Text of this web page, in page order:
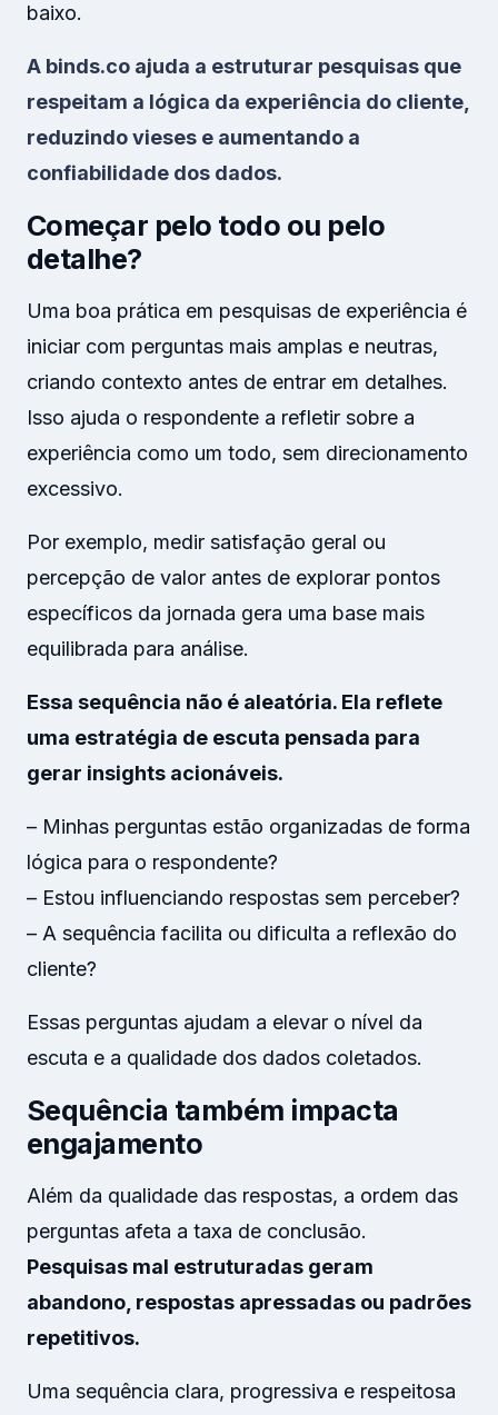
baixo.
A binds.co ajuda a estruturar pesquisas que
respeitam a lógica da experiência do cliente,
reduzindo vieses e aumentando a
confiabilidade dos dados.
Começar pelo todo ou pelo
detalhe?
Uma boa prática em pesquisas de experiência é
iniciar com perguntas mais amplas e neutras,
criando contexto antes de entrar em detalhes.
Isso ajuda o respondente a refletir sobre a
experiência como um todo, sem direcionamento
excessivo.
Por exemplo, medir satisfação geral ou
percepção de valor antes de explorar pontos
específicos da jornada gera uma base mais
equilibrada para análise.
Essa sequência não é aleatória. Ela reflete
uma estratégia de escuta pensada para
gerar insights acionáveis.
– Minhas perguntas estão organizadas de forma
lógica para o respondente?
– Estou influenciando respostas sem perceber?
– A sequência facilita ou dificulta a reflexão do
cliente?
Essas perguntas ajudam a elevar o nível da
escuta e a qualidade dos dados coletados.
Sequência também impacta
engajamento
Além da qualidade das respostas, a ordem das
perguntas afeta a taxa de conclusão.
Pesquisas mal estruturadas geram
abandono, respostas apressadas ou padrões
repetitivos.
Uma sequência clara, progressiva e respeitosa